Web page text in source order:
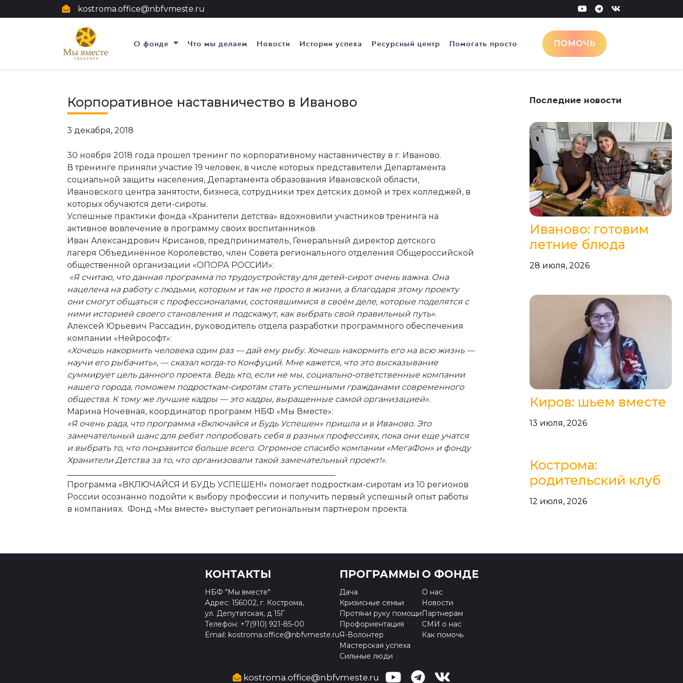
kostroma.office@nbfvmeste.ru
О фонде Что мы делаем Новости Истории успеха Ресурсный центр Помогать просто ПОМОЧЬ
Корпоративное наставничество в Иваново
3 декабря, 2018
30 ноября 2018 года прошел тренинг по корпоративному наставничеству в г. Иваново.
В тренинге приняли участие 19 человек, в числе которых представители Департамента
социальной защиты населения, Департамента образования Ивановской области,
Ивановского центра занятости, бизнеса, сотрудники трех детских домой и трех колледжей, в
которых обучаются дети-сироты.
Успешные практики фонда «Хранители детства» вдохновили участников тренинга на
активное вовлечение в программу своих воспитанников.
Иван Александрович Крисанов, предприниматель, Генеральный директор детского
лагеря Объединённое Королевство, член Совета регионального отделения Общероссийской
общественной организации «ОПОРА РОССИИ»:
«Я считаю, что данная программа по трудоустройству для детей-сирот очень важна. Она
нацелена на работу с людьми, которым и так не просто в жизни, а благодаря этому проекту
они смогут общаться с профессионалами, состоявшимися в своём деле, которые поделятся с
ними историей своего становления и подскажут, как выбрать свой правильный путь».
Алексей Юрьевич Рассадин, руководитель отдела разработки программного обеспечения
компании «Нейрософт»:
«Хочешь накормить человека один раз — дай ему рыбу. Хочешь накормить его на всю жизнь —
научи его рыбачить», — сказал когда-то Конфуций. Мне кажется, что это высказывание
суммирует цель данного проекта. Ведь кто, если не мы, социально-ответственные компании
нашего города, поможем подросткам-сиротам стать успешными гражданами современного
общества. К тому же лучшие кадры — это кадры, выращенные самой организацией».
Марина Ночевная, координатор программ НБФ «Мы Вместе»:
«Я очень рада, что программа «Включайся и Будь Успешен» пришла и в Иваново. Это
замечательный шанс для ребят попробовать себя в разных профессиях, пока они еще учатся
и выбрать то, что понравится больше всего. Огромное спасибо компании «МегаФон» и фонду
Хранители Детства за то, что организовали такой замечательный проект!».
Программа «ВКЛЮЧАЙСЯ И БУДЬ УСПЕШЕН!» помогает подросткам-сиротам из 10 регионов
России осознанно подойти к выбору профессии и получить первый успешный опыт работы
в компаниях. Фонд «Мы вместе» выступает региональным партнером проекта.
Последние новости
Иваново: готовим
летние блюда
28 июля, 2026
Киров: шьем вместе
13 июля, 2026
Кострома:
родительский клуб
12 июля, 2026
КОНТАКТЫ
НБФ "Мы вместе"
Адрес: 156002, г. Кострома,
ул. Депутатская, д 15Г
Телефон: +7(910) 921-85-00
Email: kostroma.office@nbfvmeste.ru
ПРОГРАММЫ
Дача
Кризисные семьи
Протяни руку помощи
Профориентация
Я-Волонтер
Мастерская успеха
Сильные люди
О ФОНДЕ
О нас
Новости
Партнерам
СМИ о нас
Как помочь
kostroma.office@nbfvmeste.ru